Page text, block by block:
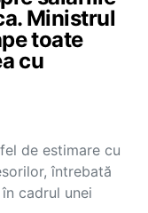
Ministrul
toate
cu
de estimare cu
întrebată
cadrul unei